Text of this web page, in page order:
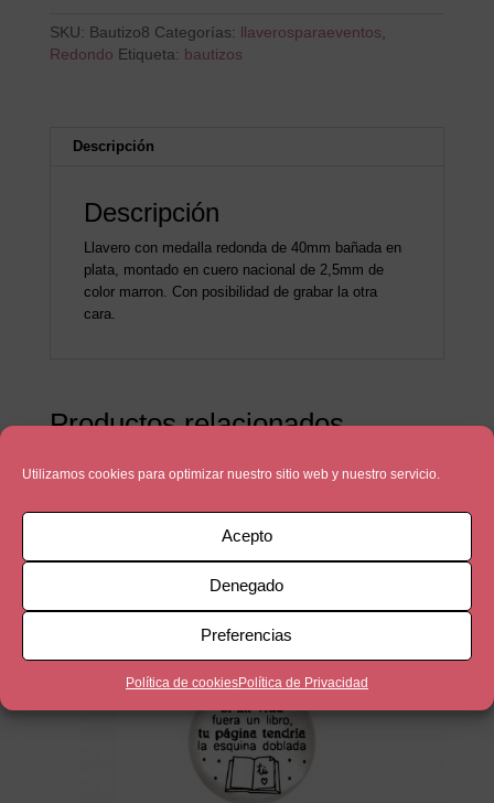
Utilizamos cookies para optimizar nuestro sitio web y nuestro servicio.
Acepto
Denegado
Preferencias
Política de cookiesPolítica de Privacidad
día
tan
SKU: Bautizo8 Categorías: llaverosparaeventos,
Redondo Etiqueta: bautizos
Descripción
Descripción
Llavero con medalla redonda de 40mm bañada en
plata, montado en cuero nacional de 2,5mm de
color marron. Con posibilidad de grabar la otra
cara.
Productos relacionados